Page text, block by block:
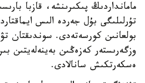
مامانداردىڭ پىكىرىنشە، قازبا
تۇرلىلىگى بۇل جەردە الىس
بولعانىن كورسەتەدى. سوندىقتان
وزگەرىستەر كەزەڭىن بەينەلەيتىن
ەسكەرتكىش سانالادى.